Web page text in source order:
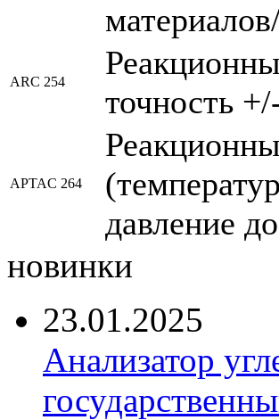
ARC 254
точность
APTAC 264
давление
новинки
23.01.2025
Анализатор